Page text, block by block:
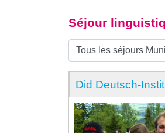
Séjour
Did Deutsch-